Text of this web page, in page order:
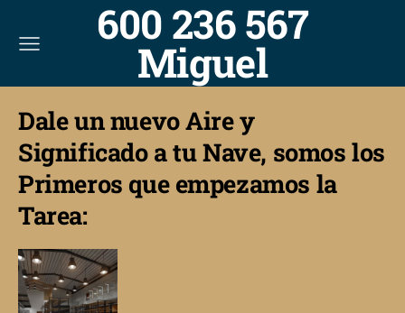
600 236 567
Miguel
Dale un nuevo Aire y
Significado a tu Nave, somos los
Primeros que empezamos la
Tarea: